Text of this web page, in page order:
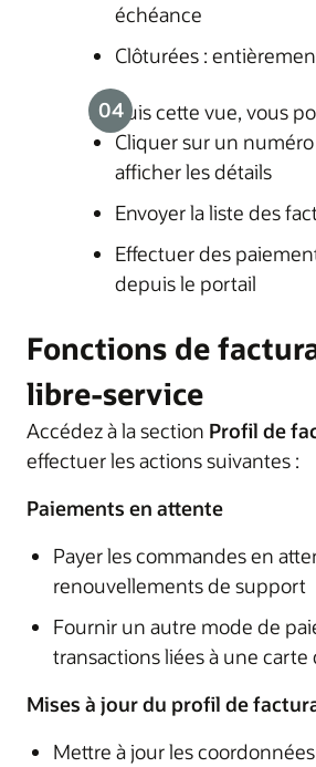
échéance
Clôturées :
Depuis cette vue, vous
Cliquer sur un
afficher les détails
Envoyer la liste des
Effectuer des
depuis le portail
Fonctions de
libre-service
Accédez à la section Profil de
effectuer les actions suivantes :
Paiements en attente
Payer les commandes en
renouvellements de support
Fournir un autre mode de
transactions liées à une
Mises à jour du profil de
Mettre à jour les